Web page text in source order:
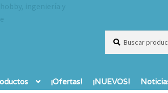
Buscar
¡Ofertas! ¡NUEVOS!